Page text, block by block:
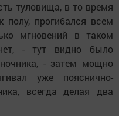
туловища, в то время
прогибался всем
мгновений в таком
- тут видно было
- затем мощно
уже пояснично-
всегда делая два